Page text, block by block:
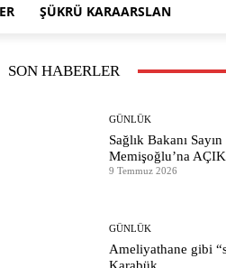
ŞÜKRÜ KARAARSLAN
SON HABERLER
GÜNLÜK
Sağlık Bakanı
Memişoğlu’na
9 Temmuz 2026
GÜNLÜK
Ameliyathane gibi
Karabük